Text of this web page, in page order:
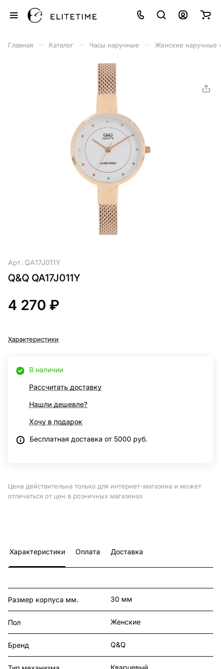
Главная Каталог Часы наручные Женские наручные
Арт. QA17J011Y
Q&Q QA17J011Y
4 270 ₽
Характеристики
В наличии
Рассчитать доставку
Нашли дешевле?
Хочу в подарок
Бесплатная доставка от 5000 руб.
Цена действительна только для интернет-магазина и может
отличаться от цен в розничных магазинах
Характеристики Оплата Доставка
Размер корпуса мм. 30 мм
Пол Женские
Бренд Q&Q